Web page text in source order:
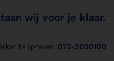
wij voor je klaar.
te spreken 072-3030100